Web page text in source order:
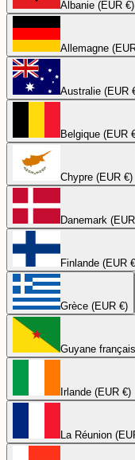
Albanie (EUR €)
Allemagne
Australie (EUR
Belgique (EUR
Chypre (EUR €)
Danemark
Finlande (EUR
Grèce (EUR €)
Guyane
Irlande (EUR €)
La Réunion